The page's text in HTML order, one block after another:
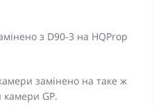
з D90-3 на HQProp
замінено на таке ж
камери GP.